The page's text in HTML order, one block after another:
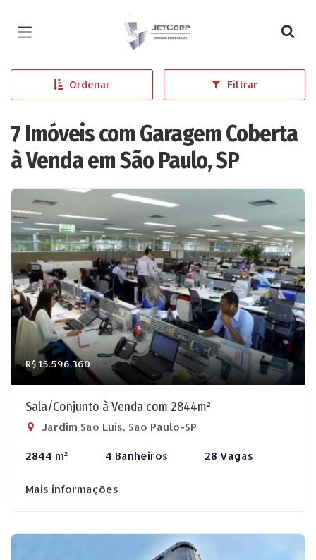
Página inicial
Ordenar Filtrar
7 Imóveis com Garagem Coberta
à Venda em São Paulo, SP
R$ 15.596.360
Sala/Conjunto à Venda com 2844m²
Jardim São Luís, São Paulo-SP
2844 m² 4 Banheiros 28 Vagas
Mais informações